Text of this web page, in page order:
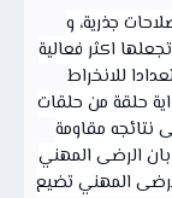
جذرية، و
اكثر فعالية
للانخراط
حلقة من حلقات
مقاومة
الرضى المهني
المهني تضيع